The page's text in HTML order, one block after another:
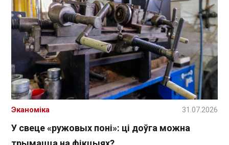
У свеце «ружовых поні»: ці доўга можна
Эканоміка 31.07.2026